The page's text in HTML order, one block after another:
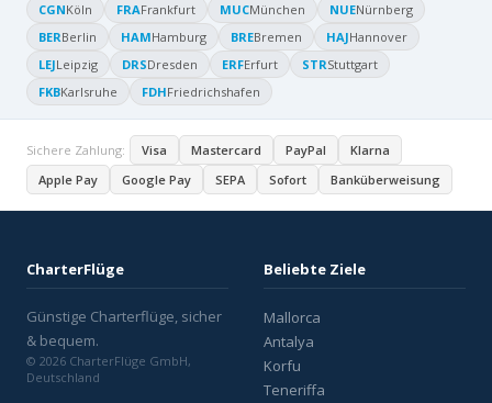
CGNKöln FRAFrankfurt MUCMünchen NUENürnberg
BERBerlin HAMHamburg BREBremen HAJHannover
LEJLeipzig DRSDresden ERFErfurt STRStuttgart
FKBKarlsruhe FDHFriedrichshafen
Sichere Zahlung: Visa Mastercard PayPal
Klarna
Apple Pay
Google Pay SEPA Sofort Banküberweisung
CharterFlüge
Günstige Charterflüge, sicher
& bequem.
© 2026 CharterFlüge GmbH,
Deutschland
Beliebte Ziele
Mallorca
Antalya
Korfu
Teneriffa